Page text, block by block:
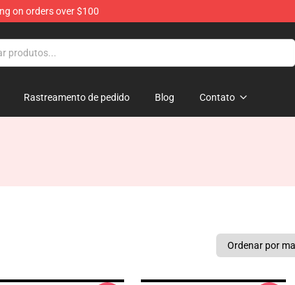
on orders over $100
Rastreamento de pedido Blog Contato